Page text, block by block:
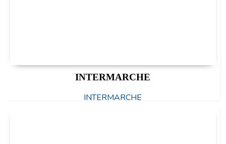
INTERMARCHE
INTERMARCHE